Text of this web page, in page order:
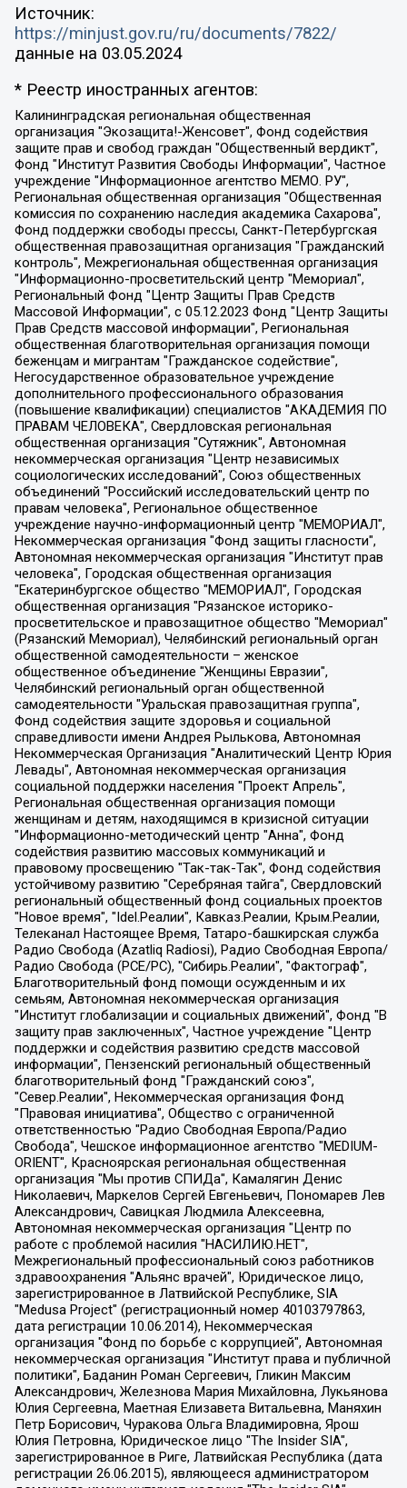
Источник:
https://minjust.gov.ru/ru/documents/7822/
данные на 03.05.2024
* Реестр иностранных агентов:
Калининградская региональная общественная организация "Экозащита!-Женсовет", Фонд содействия защите прав и свобод граждан "Общественный вердикт", Фонд "Институт Развития Свободы Информации", Частное учреждение "Информационное агентство МЕМО. РУ", Региональная общественная организация "Общественная комиссия по сохранению наследия академика Сахарова", Фонд поддержки свободы прессы, Санкт-Петербургская общественная правозащитная организация "Гражданский контроль", Межрегиональная общественная организация "Информационно-просветительский центр "Мемориал", Региональный Фонд "Центр Защиты Прав Средств Массовой Информации", с 05.12.2023 Фонд "Центр Защиты Прав Средств массовой информации", Региональная общественная благотворительная организация помощи беженцам и мигрантам "Гражданское содействие", Негосударственное образовательное учреждение дополнительного профессионального образования (повышение квалификации) специалистов "АКАДЕМИЯ ПО ПРАВАМ ЧЕЛОВЕКА", Свердловская региональная общественная организация "Сутяжник", Автономная некоммерческая организация "Центр независимых социологических исследований", Союз общественных объединений "Российский исследовательский центр по правам человека", Региональное общественное учреждение научно-информационный центр "МЕМОРИАЛ", Некоммерческая организация "Фонд защиты гласности", Автономная некоммерческая организация "Институт прав человека", Городская общественная организация "Екатеринбургское общество "МЕМОРИАЛ", Городская общественная организация "Рязанское историко-просветительское и правозащитное общество "Мемориал" (Рязанский Мемориал), Челябинский региональный орган общественной самодеятельности – женское общественное объединение "Женщины Евразии", Челябинский региональный орган общественной самодеятельности "Уральская правозащитная группа", Фонд содействия защите здоровья и социальной справедливости имени Андрея Рылькова, Автономная Некоммерческая Организация "Аналитический Центр Юрия Левады", Автономная некоммерческая организация социальной поддержки населения "Проект Апрель", Региональная общественная организация помощи женщинам и детям, находящимся в кризисной ситуации "Информационно-методический центр "Анна", Фонд содействия развитию массовых коммуникаций и правовому просвещению "Так-так-Так", Фонд содействия устойчивому развитию "Серебряная тайга", Свердловский региональный общественный фонд социальных проектов "Новое время", "Idel.Реалии", Кавказ.Реалии, Крым.Реалии, Телеканал Настоящее Время, Татаро-башкирская служба Радио Свобода (Azatliq Radiosi), Радио Свободная Европа/Радио Свобода (PCE/PC), "Сибирь.Реалии", "Фактограф", Благотворительный фонд помощи осужденным и их семьям, Автономная некоммерческая организация "Институт глобализации и социальных движений", Фонд "В защиту прав заключенных", Частное учреждение "Центр поддержки и содействия развитию средств массовой информации", Пензенский региональный общественный благотворительный фонд "Гражданский союз", "Север.Реалии", Некоммерческая организация Фонд "Правовая инициатива", Общество с ограниченной ответственностью "Радио Свободная Европа/Радио Свобода", Чешское информационное агентство "MEDIUM-ORIENT", Красноярская региональная общественная организация "Мы против СПИДа", Камалягин Денис Николаевич, Маркелов Сергей Евгеньевич, Пономарев Лев Александрович, Савицкая Людмила Алексеевна, Автономная некоммерческая организация "Центр по работе с проблемой насилия "НАСИЛИЮ.НЕТ", Межрегиональный профессиональный союз работников здравоохранения "Альянс врачей", Юридическое лицо, зарегистрированное в Латвийской Республике, SIA "Medusa Project" (регистрационный номер 40103797863, дата регистрации 10.06.2014), Некоммерческая организация "Фонд по борьбе с коррупцией", Автономная некоммерческая организация "Институт права и публичной политики", Баданин Роман Сергеевич, Гликин Максим Александрович, Железнова Мария Михайловна, Лукьянова Юлия Сергеевна, Маетная Елизавета Витальевна, Маняхин Петр Борисович, Чуракова Ольга Владимировна, Ярош Юлия Петровна, Юридическое лицо "The Insider SIA", зарегистрированное в Риге, Латвийская Республика (дата регистрации 26.06.2015), являющееся администратором доменного имени интернет-издания "The Insider SIA", https://theins.ru, Постернак Алексей Евгеньевич, Рубин Михаил Аркадьевич, Анин Роман Александрович, Юридическое лицо Istories fonds, зарегистрированное в Латвийской Республике (регистрационный номер 50008295751, дата регистрации 24.02.2020), Великовский Дмитрий Александрович, Долинина Ирина Николаевна, Мароховская Алеся Алексеевна, Шлейнов Роман Юрьевич, Шмагун Олеся Валентиновна, Общество с ограниченной ответственностью "Альтаир 2021", Общество с ограниченной ответственностью "Вега 2021", Общество с ограниченной ответственностью "Главный редактор 2021", Общество с ограниченной ответственностью "Ромашки монолит", Важенков Артем Валерьевич, Ивановская областная общественная организация "Центр гендерных исследований", Гурман Юрий Альбертович, Медиапроект "ОВД-Инфо", Егоров Владимир Владимирович, Жилинский Владимир Александрович, Общество с ограниченной ответственностью "ЗП", Иванова София Юрьевна, Карезина Инна Павловна, Кильтау Екатерина Викторовна, Петров Алексей Викторович, Пискунов Сергей Евгеньевич, Смирнов Сергей Сергеевич, Тихонов Михаил Сергеевич, Общество с ограниченной ответственностью "ЖУРНАЛИСТ-ИНОСТРАННЫЙ АГЕНТ", Арапова Галина Юрьевна, Вольтская Татьяна Анатольевна, Американская компания "Mason G.E.S. Anonymous Foundation" (США), являющаяся владельцем интернет-издания https://mnews.world/, Компания "Stichting Bellingcat", зарегистрированная в Нидерландах (дата регистрации 11.07.2018), Захаров Андрей Вячеславович, Клепиковская Екатерина Дмитриевна, Общество с ограниченной ответственностью "МЕМО", Перл Роман Александрович, Симонов Евгений Алексеевич, Соловьева Елена Анатольевна, Сотников Даниил Владимирович, Сурначева Елизавета Дмитриевна, Автономная некоммерческая организация по защите прав человека и информированию населения "Якутия – Наше Мнение", Общество с ограниченной ответственностью "Москоу диджитал медиа", с 26.01.2023 Общество с ограниченной ответственностью "Чайка Белые сады", Ветошкина Валерия Валерьевна, Заговора Максим Александрович, Межрегиональное общественное движение "Российская ЛГБТ - сеть", Оленичев Максим Владимирович, Павлов Иван Юрьевич, Скворцова Елена Сергеевна, Общество с ограниченной ответственностью "Как бы инагент", Кочетков Игорь Викторович, Общество с ограниченной ответственностью "Честные выборы", Еланчик Олег Александрович, Общество с ограниченной ответственностью "Нобелевский призыв", Гималова Регина Эмилевна, Григорьев Андрей Валерьевич, Григорьева Алина Александровна, Ассоциация по содействию защите прав призывников, альтернативнослужащих и военнослужащих "Правозащитная группа "Гражданин.Армия.Право", Хисамова Регина Фаритовна, Автономная некоммерческая организация по реализации социально-правовых программ "Лилит", Дальневосточное общественное движение "Маяк", Санкт-Петербургская ЛГБТ-инициативная группа "Выход", Инициативная группа ЛГБТ+ "Реверс", Алексеев Андрей Викторович, Бекбулатова Таисия Львовна, Беляев Иван Михайлович, Владыкина Елена Сергеевна, Гельман Марат Александрович, Никульшина Вероника Юрьевна, Толоконникова Надежда Андреевна, Шендерович Виктор Анатольевич, Общество с ограниченной ответственностью "Данное сообщение", Общество с ограниченной ответственностью Издательский дом "Новая глава", Айнбиндер Александра Александровна, Московский комьюнити-центр для ЛГБТ+инициатив, Благотворительный фонд развития филантропии, Deutsche Welle (Германия, Kurt-Schumacher-Strasse 3, 53113 Bonn), Борзунова Мария Михайловна, Воробьев Виктор Викторович, Голубева Анна Львовна, Константинова Алла Михайловна, Малкова Ирина Владимировна, Мурадов Мурад Абдулгалимович, Осетинская Елизавета Николаевна, Понасенков Евгений Николаевич, Ганапольский Матвей Юрьевич, Киселев Евгений Алексеевич, Борухович Ирина Григорьевна, Дремин Иван Тимофеевич, Дубровский Дмитрий Викторович, Красноярская региональная общественная организация поддержки и развития альтернативных образовательных технологий и межкультурных коммуникаций "ИНТЕРРА", Маяковская Екатерина Алексеевна, Фейгин Марк Захарович, Филимонов Андрей Викторович, Дзугкоева Регина Николаевна, Доброхотов Роман Александрович, Дудь Юрий Александрович, Елкин Сергей Владимирович, Кругликов Кирилл Игоревич, Сабунаева Мария Леонидовна, Семенов Алексей Владимирович, Шаинян Карен Багратович, Шульман Екатерина Михайловна, Асафьев Артур Валерьевич, Вахштайн Виктор Семенович, Венедиктов Алексей Алексеевич, Лушникова Екатерина Евгеньевна, Волков Леонид Михайлович, Невзоров Александр Глебович, Пархоменко Сергей Борисович, Сироткин Ярослав Николаевич, Кара-Мурза Владимир Владимирович, Баранова Наталья Владимировна, Гозман Леонид Яковлевич, Кагарлицкий Борис Юльевич, Климарев Михаил Валерьевич, Милов Владимир Станиславович, Автономная некоммерческая организация Краснодарский центр современного искусства "Типография", Моргенштерн Алишер Тагирович, Соболь Любовь Эдуардовна, Общество с ограниченной ответственностью "ЛИЗА НОРМ", Каспаров Гарри Кимович, Ходорковский Михаил Борисович, Общество с ограниченной ответственностью "Апрельские тезисы", Данилович Ирина Брониславовна, Кашин Олег Владимирович, Петров Николай Владимирович, Пивоваров Алексей Владимирович, Соколов Михаил Владимирович, Цветкова Юлия Владимировна, Чичваркин Евгений Александрович, Комитет против пыток/Команда против пыток, Общество с ограниченной ответственностью "Первый научный", Общество с ограниченной ответственностью "Вертолет и ко", Белоцерковская Вероника Борисовна, Кац Максим Евгеньевич, Лазарева Татьяна Юрьевна, Шаведдинов Руслан Табризович, Яшин Илья Валерьевич, Общество с ограниченной ответственностью "Иноагент ААВ", Алешковский Дмитрий Петрович, Альбац Евгения Марковна, Быков Дмитрий Львович, Галямина Юлия Евгеньевна, Лойко Сергей Леонидович, Мартынов Кирилл Константинович, Медведев Сергей Александрович, Крашенинников Федор Геннадиевич, Гордеева Катерина Вл